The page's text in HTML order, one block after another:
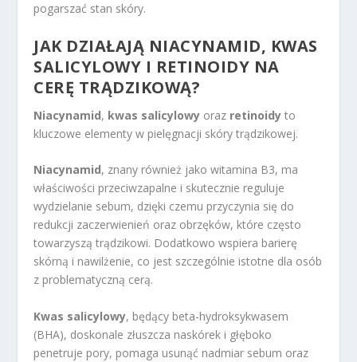
pogarszać stan skóry.
JAK DZIAŁAJĄ NIACYNAMID, KWAS
SALICYLOWY I RETINOIDY NA
CERĘ TRĄDZIKOWĄ?
Niacynamid, kwas salicylowy oraz retinoidy to
kluczowe elementy w pielęgnacji skóry trądzikowej.
Niacynamid, znany również jako witamina B3, ma
właściwości przeciwzapalne i skutecznie reguluje
wydzielanie sebum, dzięki czemu przyczynia się do
redukcji zaczerwienień oraz obrzęków, które często
towarzyszą trądzikowi. Dodatkowo wspiera barierę
skórną i nawilżenie, co jest szczególnie istotne dla osób
z problematyczną cerą.
Kwas salicylowy, będący beta-hydroksykwasem
(BHA), doskonale złuszcza naskórek i głęboko
penetruje pory, pomaga usunąć nadmiar sebum oraz